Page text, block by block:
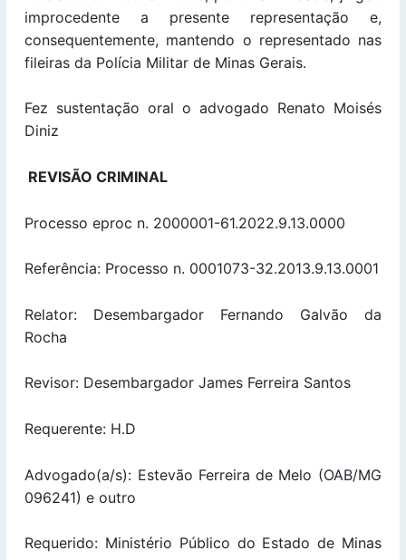
improcedente a presente representação e,
consequentemente, mantendo o representado nas
fileiras da Polícia Militar de Minas Gerais.
Fez sustentação oral o advogado Renato Moisés
Diniz
REVISÃO CRIMINAL
Processo eproc n. 2000001-61.2022.9.13.0000
Referência: Processo n. 0001073-32.2013.9.13.0001
Relator: Desembargador Fernando Galvão da
Rocha
Revisor: Desembargador James Ferreira Santos
Requerente: H.D
Advogado(a/s): Estevão Ferreira de Melo (OAB/MG
096241) e outro
Requerido: Ministério Público do Estado de Minas